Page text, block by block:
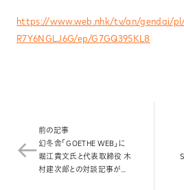
https://www.web.nhk/tv/an/gendai/
R7Y6NGLJ6G/ep/G7GQ395KL8
前の記事
幻冬舎「GOETHE WEB」に
堀江貴文氏と代表取締役 木
村建次郎との対談記事が掲